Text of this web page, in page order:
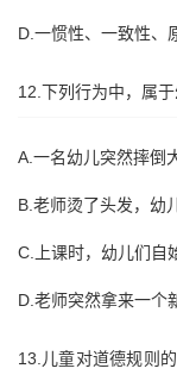
D.一惯性、一致性、
12.下列行为中，属于
A.一名幼儿突然摔倒
B.老师烫了头发，幼
C.上课时，幼儿们自
D.老师突然拿来一个
13.儿童对道德规则